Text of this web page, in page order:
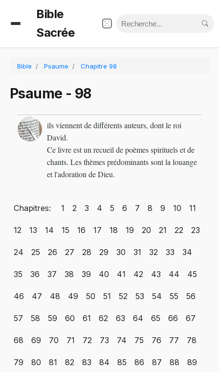
Bible
Sacrée
Bible Psaume Chapitre 98
Psaume - 98
ils viennent de différents auteurs, dont le roi
David.
Ce livre est un recueil de poèmes spirituels et de
chants. Les thèmes prédominants sont la louange
et l'adoration de Dieu.
Chapitres: 1 2 3 4 5 6 7 8 9 10 11
12 13 14 15 16 17 18 19 20 21 22 23
24 25 26 27 28 29 30 31 32 33 34
35 36 37 38 39 40 41 42 43 44 45
46 47 48 49 50 51 52 53 54 55 56
57 58 59 60 61 62 63 64 65 66 67
68 69 70 71 72 73 74 75 76 77 78
79 80 81 82 83 84 85 86 87 88 89